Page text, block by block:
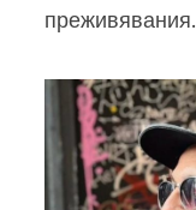
преживявания.